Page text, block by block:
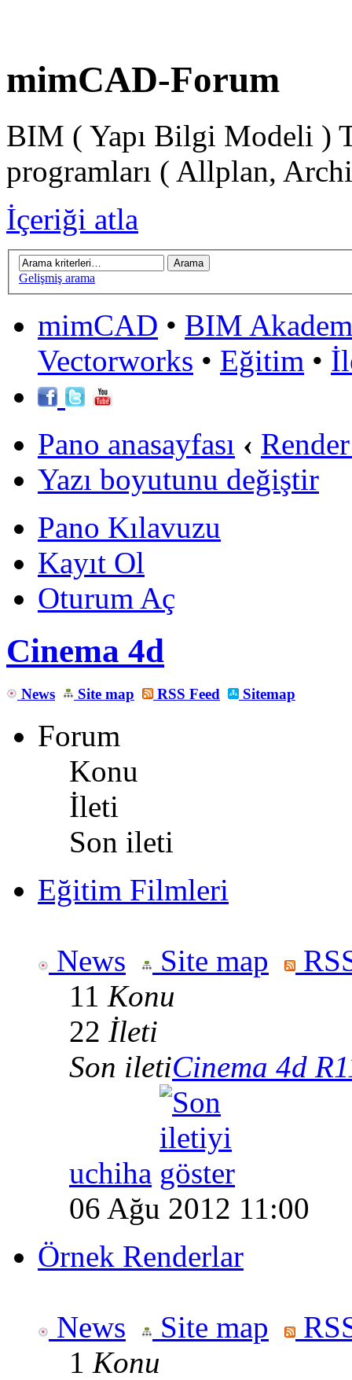
mimCAD-Forum
BIM ( Yapı Bilgi Modeli )
programları ( Allplan,
İçeriği atla
Gelişmiş arama
mimCAD • BIM
Vectorworks • Eğitim •
Pano anasayfası ‹
Yazı boyutunu değiştir
Pano Kılavuzu
Kayıt Ol
Oturum Aç
Cinema 4d
News Site map RSS Feed Sitemap
Forum
Konu
İleti
Son ileti
Eğitim Filmleri
News Site map
11 Konu
22 İleti
Son iletiCinema 4d
uchiha
06 Ağu 2012 11:00
Örnek Renderlar
News Site map
1 Konu